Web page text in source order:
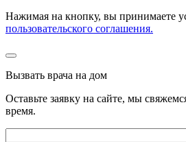
Нажимая на кнопку, вы принимаете
пользовательского соглашения.
Вызвать врача на дом
Оставьте заявку на сайте, мы
время.